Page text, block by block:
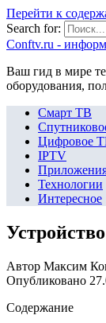
Перейти к
Search for:
Сonftv.ru -
Ваш гид в мире
оборудования,
Смарт ТВ
Цифровое
IPTV
Технологии
Интересное
Автор Максим
Опубликовано
Содержание